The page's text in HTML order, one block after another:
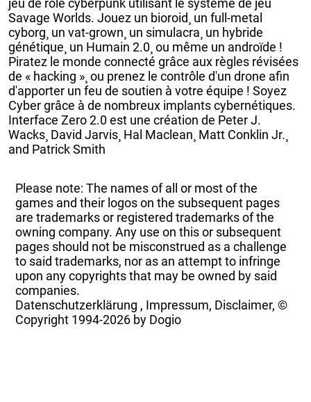
Savage Worlds. Jouez un bioroid¸ un full-metal
cyborg¸ un vat-grown¸ un simulacra¸ un hybride
génétique¸ un Humain 2.0¸ ou même un androïde !
Piratez le monde connecté grâce aux règles révisées
de « hacking »¸ ou prenez le contrôle d'un drone afin
d'apporter un feu de soutien à votre équipe ! Soyez
Cyber grâce à de nombreux implants cybernétiques.
Interface Zero 2.0 est une création de Peter J.
Wacks¸ David Jarvis¸ Hal Maclean¸ Matt Conklin Jr.¸
and Patrick Smith
Please note: The names of all or most of the
games and their logos on the subsequent pages
are trademarks or registered trademarks of the
owning company. Any use on this or subsequent
pages should not be misconstrued as a challenge
to said trademarks, nor as an attempt to infringe
upon any copyrights that may be owned by said
companies.
Datenschutzerklärung , Impressum, Disclaimer, ©
Copyright 1994-2026 by Dogio